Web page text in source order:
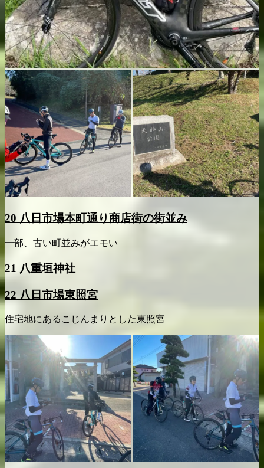
20 八日市場本町通り商店街の街並み
一部、古い町並みがエモい
21 八重垣神社
22 八日市場東照宮
住宅地にあるこじんまりとした東照宮